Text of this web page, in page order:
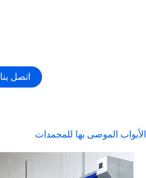
اتصل بنا
الأبواب الموصى بها للمجمدات